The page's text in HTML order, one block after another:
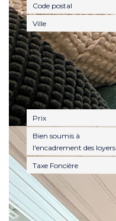
Code postal
Ville
Aspects financiers
Prix
Bien soumis à
l'encadrement des loyers
Taxe Foncière